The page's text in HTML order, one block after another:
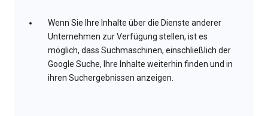
Wenn Sie Ihre Inhalte über die Dienste anderer
Unternehmen zur Verfügung stellen, ist es
möglich, dass Suchmaschinen, einschließlich der
Google Suche, Ihre Inhalte weiterhin finden und in
ihren Suchergebnissen anzeigen.